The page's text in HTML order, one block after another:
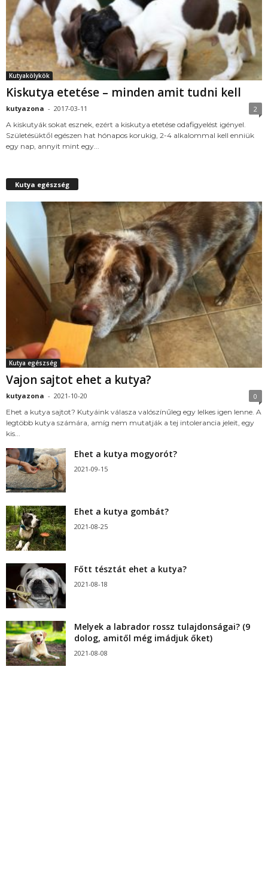
Kutyakölykök
Kiskutya etetése – minden amit tudni kell
kutyazona - 2017-03-11
2
A kiskutyák sokat esznek, ezért a kiskutya etetése odafigyelést igényel.
Születésüktől egészen hat hónapos korukig, 2-4 alkalommal kell enniük
egy nap, annyit mint egy...
Kutya egészség
Kutya egészség
Vajon sajtot ehet a kutya?
kutyazona - 2021-10-20
0
Ehet a kutya sajtot? Kutyáink válasza valószínűleg egy lelkes igen lenne. A
legtöbb kutya számára, amíg nem mutatják a tej intolerancia jeleit, egy
kis...
Ehet a kutya mogyorót?
2021-09-15
Ehet a kutya gombát?
2021-08-25
Főtt tésztát ehet a kutya?
2021-08-18
Melyek a labrador rossz tulajdonságai? (9
dolog, amitől még imádjuk őket)
2021-08-08